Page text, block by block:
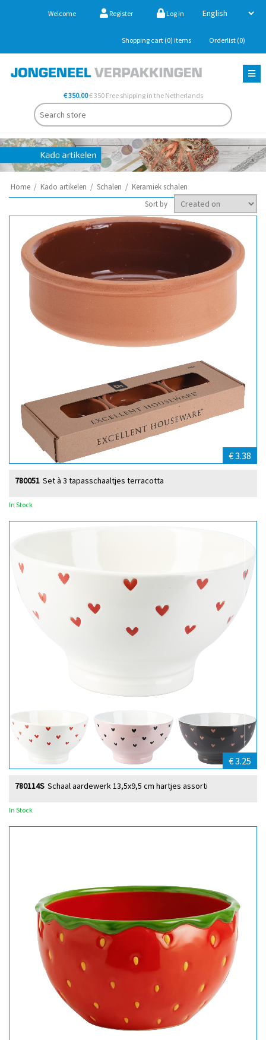
Welcome Register Log in
Shopping cart (0) items Orderlist (0)
€ 350.00€ 350 Free shipping in the Netherlands
Home / Kado artikelen / Schalen / Keramiek schalen
Sort by
€ 3.38
Set à 3 tapasschaaltjes terracotta
780051
In Stock
€ 3.25
Schaal aardewerk 13,5x9,5 cm hartjes assorti
780114S
In Stock